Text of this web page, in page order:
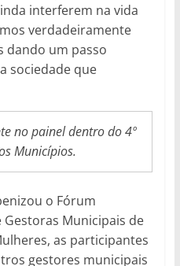
interferem na vida
verdadeiramente
dando um passo
sociedade que
no painel dentro do 4º
Municípios.
o Fórum
Municipais de
as participantes
gestores municipais